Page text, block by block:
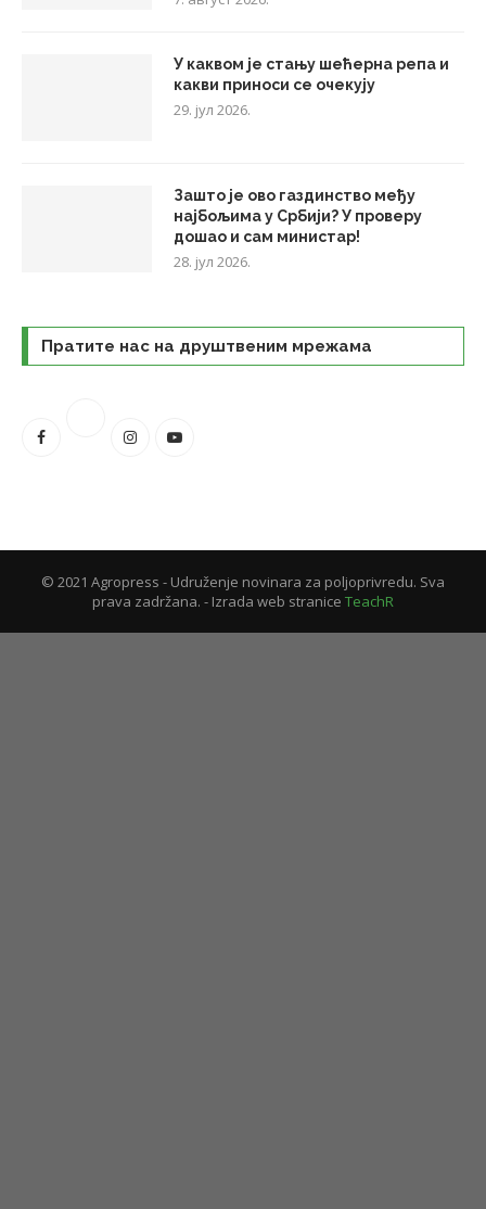
У каквом је стању шећерна репа и
какви приноси се очекују
29. јул 2026.
Зашто је ово газдинство међу
најбољима у Србији? У проверу
дошао и сам министар!
28. јул 2026.
Пратите нас на друштвеним мрежама
© 2021 Agropress - Udruženje novinara za poljoprivredu. Sva
prava zadržana. - Izrada web stranice TeachR